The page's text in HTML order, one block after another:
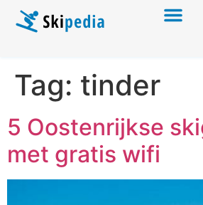
Tag: tinder
5 Oostenrijkse
met gratis wifi